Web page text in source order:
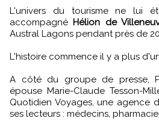
L'univers du tourisme ne lui
accompagné Hélion de
Austral Lagons pendant près de
L'histoire commence il y a plus
A côté du groupe de presse,
épouse Marie-Claude Tesson-
Quotidien Voyages, une agence
ses lecteurs : médecins,